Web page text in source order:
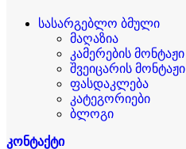
სასარგებლო ბმული
მაღაზია
კამერების მონტაჟი
შვეიცარის მონტაჟი
ფასდაკლება
კატეგორიები
ბლოგი
კონტაქტი